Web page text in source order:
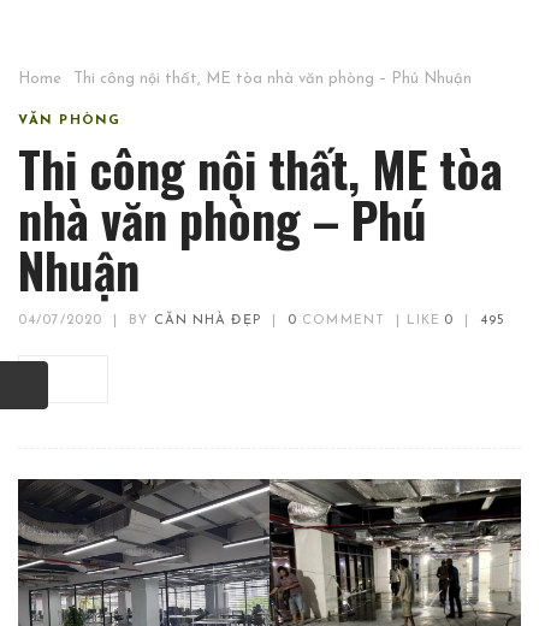
Home Thi công nội thất, ME tòa nhà văn phòng – Phú Nhuận
VĂN PHÒNG
Thi công nội thất, ME tòa
nhà văn phòng – Phú
Nhuận
04/07/2020 BY CĂN NHÀ ĐẸP 0 COMMENT LIKE 0 495